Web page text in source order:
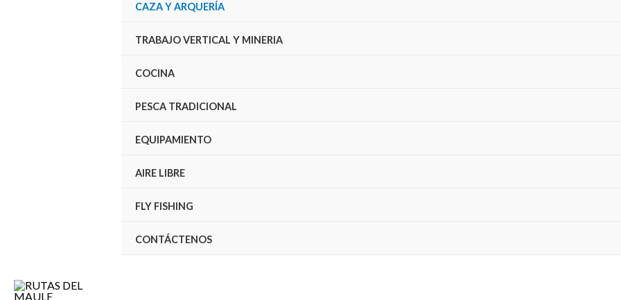
CAZA Y ARQUERÍA
TRABAJO VERTICAL Y MINERIA
COCINA
PESCA TRADICIONAL
EQUIPAMIENTO
AIRE LIBRE
FLY FISHING
CONTÁCTENOS